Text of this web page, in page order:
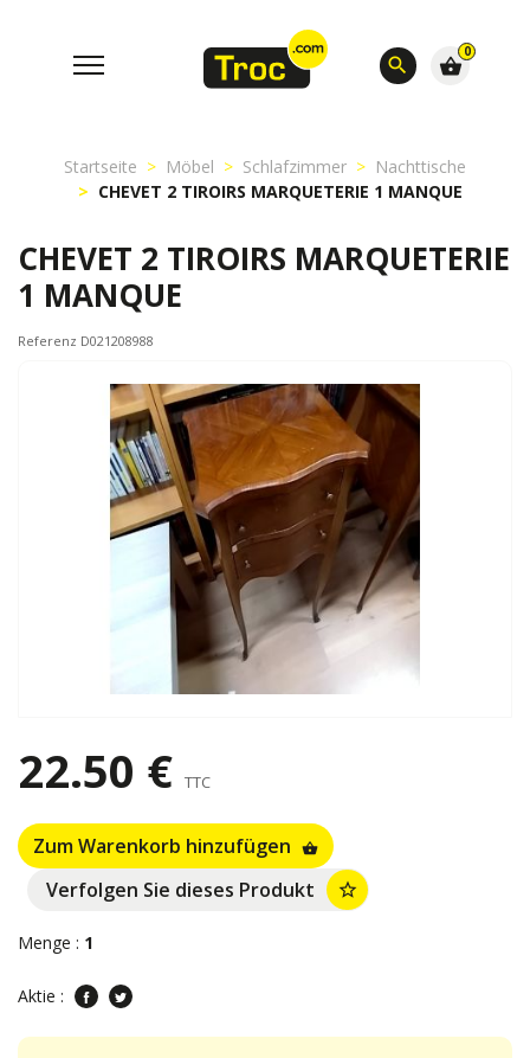
search
0
shopping_basket
Startseite Möbel Schlafzimmer
Nachttische
CHEVET 2 TIROIRS MARQUETERIE 1 MANQUE
CHEVET 2 TIROIRS MARQUETERIE
1 MANQUE
Referenz D021208988
22.50 € TTC
Zum Warenkorb hinzufügen shopping_basket
Verfolgen Sie dieses Produkt star_border
Menge : 1
Aktie :